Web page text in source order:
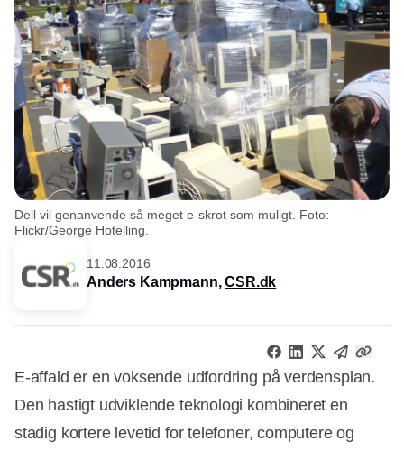
Dell vil genanvende så meget e-skrot som muligt. Foto:
Flickr/George Hotelling.
11.08.2016
Anders Kampmann,CSR.dk
E-affald er en voksende udfordring på verdensplan.
Den hastigt udviklende teknologi kombineret en
stadig kortere levetid for telefoner, computere og